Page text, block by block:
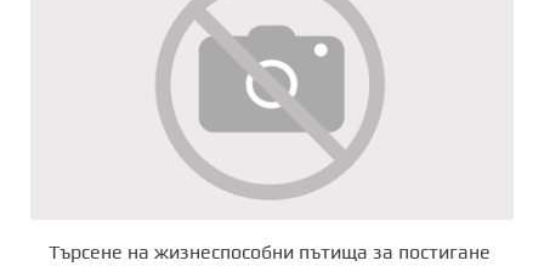
Търсене на жизнеспособни пътища за постигане